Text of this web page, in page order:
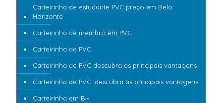
Carteirinha de estudante PVC preço em Belo
Horizonte
Carteirinha de membro em PVC
Carteirinha de PVC
Carteirinha de PVC descubra as principais vantagens
Carteirinha de PVC: descubra as principais vantagens
Carteirinha em BH